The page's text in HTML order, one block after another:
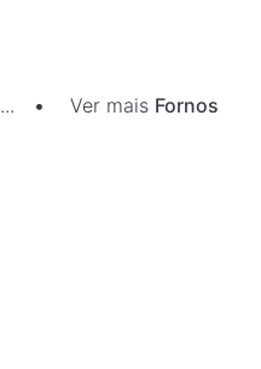
... • Ver mais Fornos